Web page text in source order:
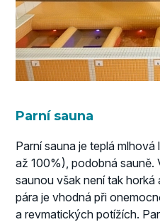
Parní sauna
Parní sauna je teplá
až 100%), podobná sauně.
saunou však není tak horká
pára je vhodná při
a revmatických potížích.